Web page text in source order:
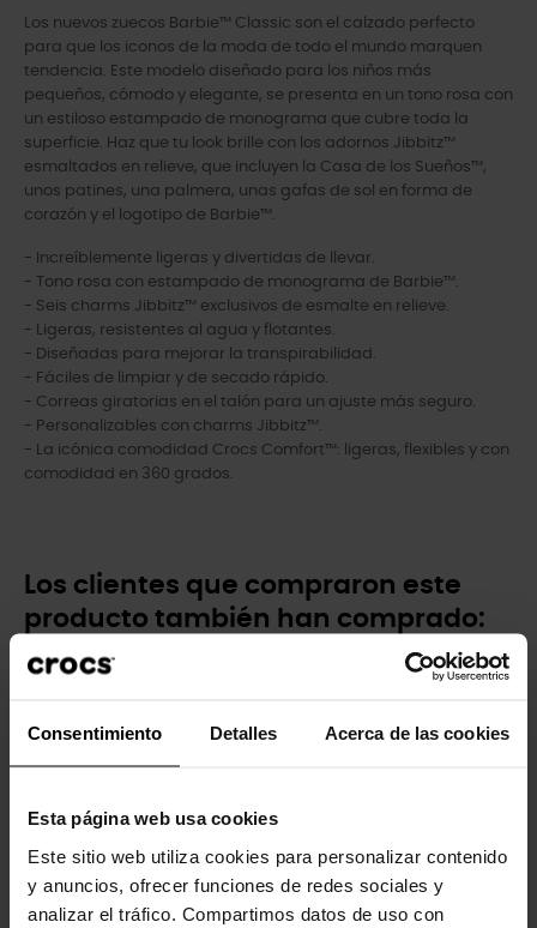
Consentimiento Detalles Acerca de las cookies
Esta página web usa cookies
Este sitio web utiliza cookies para personalizar contenido
y anuncios, ofrecer funciones de redes sociales y
analizar el tráfico. Compartimos datos de uso con
Los nuevos zuecos Barbie™ Classic son el calzado perfecto
para que los iconos de la moda de todo el mundo marquen
tendencia. Este modelo diseñado para los niños más
pequeños, cómodo y elegante, se presenta en un tono rosa con
un estiloso estampado de monograma que cubre toda la
superficie. Haz que tu look brille con los adornos Jibbitz™
esmaltados en relieve, que incluyen la Casa de los Sueños™,
unos patines, una palmera, unas gafas de sol en forma de
corazón y el logotipo de Barbie™.
- Increíblemente ligeras y divertidas de llevar.
- Tono rosa con estampado de monograma de Barbie™.
- Seis charms Jibbitz™ exclusivos de esmalte en relieve.
- Ligeras, resistentes al agua y flotantes.
- Diseñadas para mejorar la transpirabilidad.
- Fáciles de limpiar y de secado rápido.
- Correas giratorias en el talón para un ajuste más seguro.
- Personalizables con charms Jibbitz™.
- La icónica comodidad Crocs Comfort™: ligeras, flexibles y con
comodidad en 360 grados.
Los clientes que compraron este
producto también han comprado:
-20%
Zuecos de niños Classic... Sandalias cangrejeras de...